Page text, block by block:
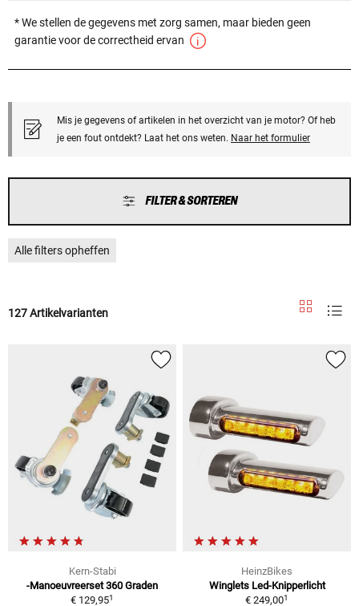
* We stellen de gegevens met zorg samen, maar bieden geen
garantie voor de correctheid ervan
Mis je gegevens of artikelen in het overzicht van je motor? Of heb
je een fout ontdekt? Laat het ons weten. Naar het formulier
FILTER & SORTEREN
Alle filters opheffen
127 Artikelvarianten
Kern-Stabi
-Manoeuvreerset 360 Graden
€ 129,951
HeinzBikes
Winglets Led-Knipperlicht
€ 249,001